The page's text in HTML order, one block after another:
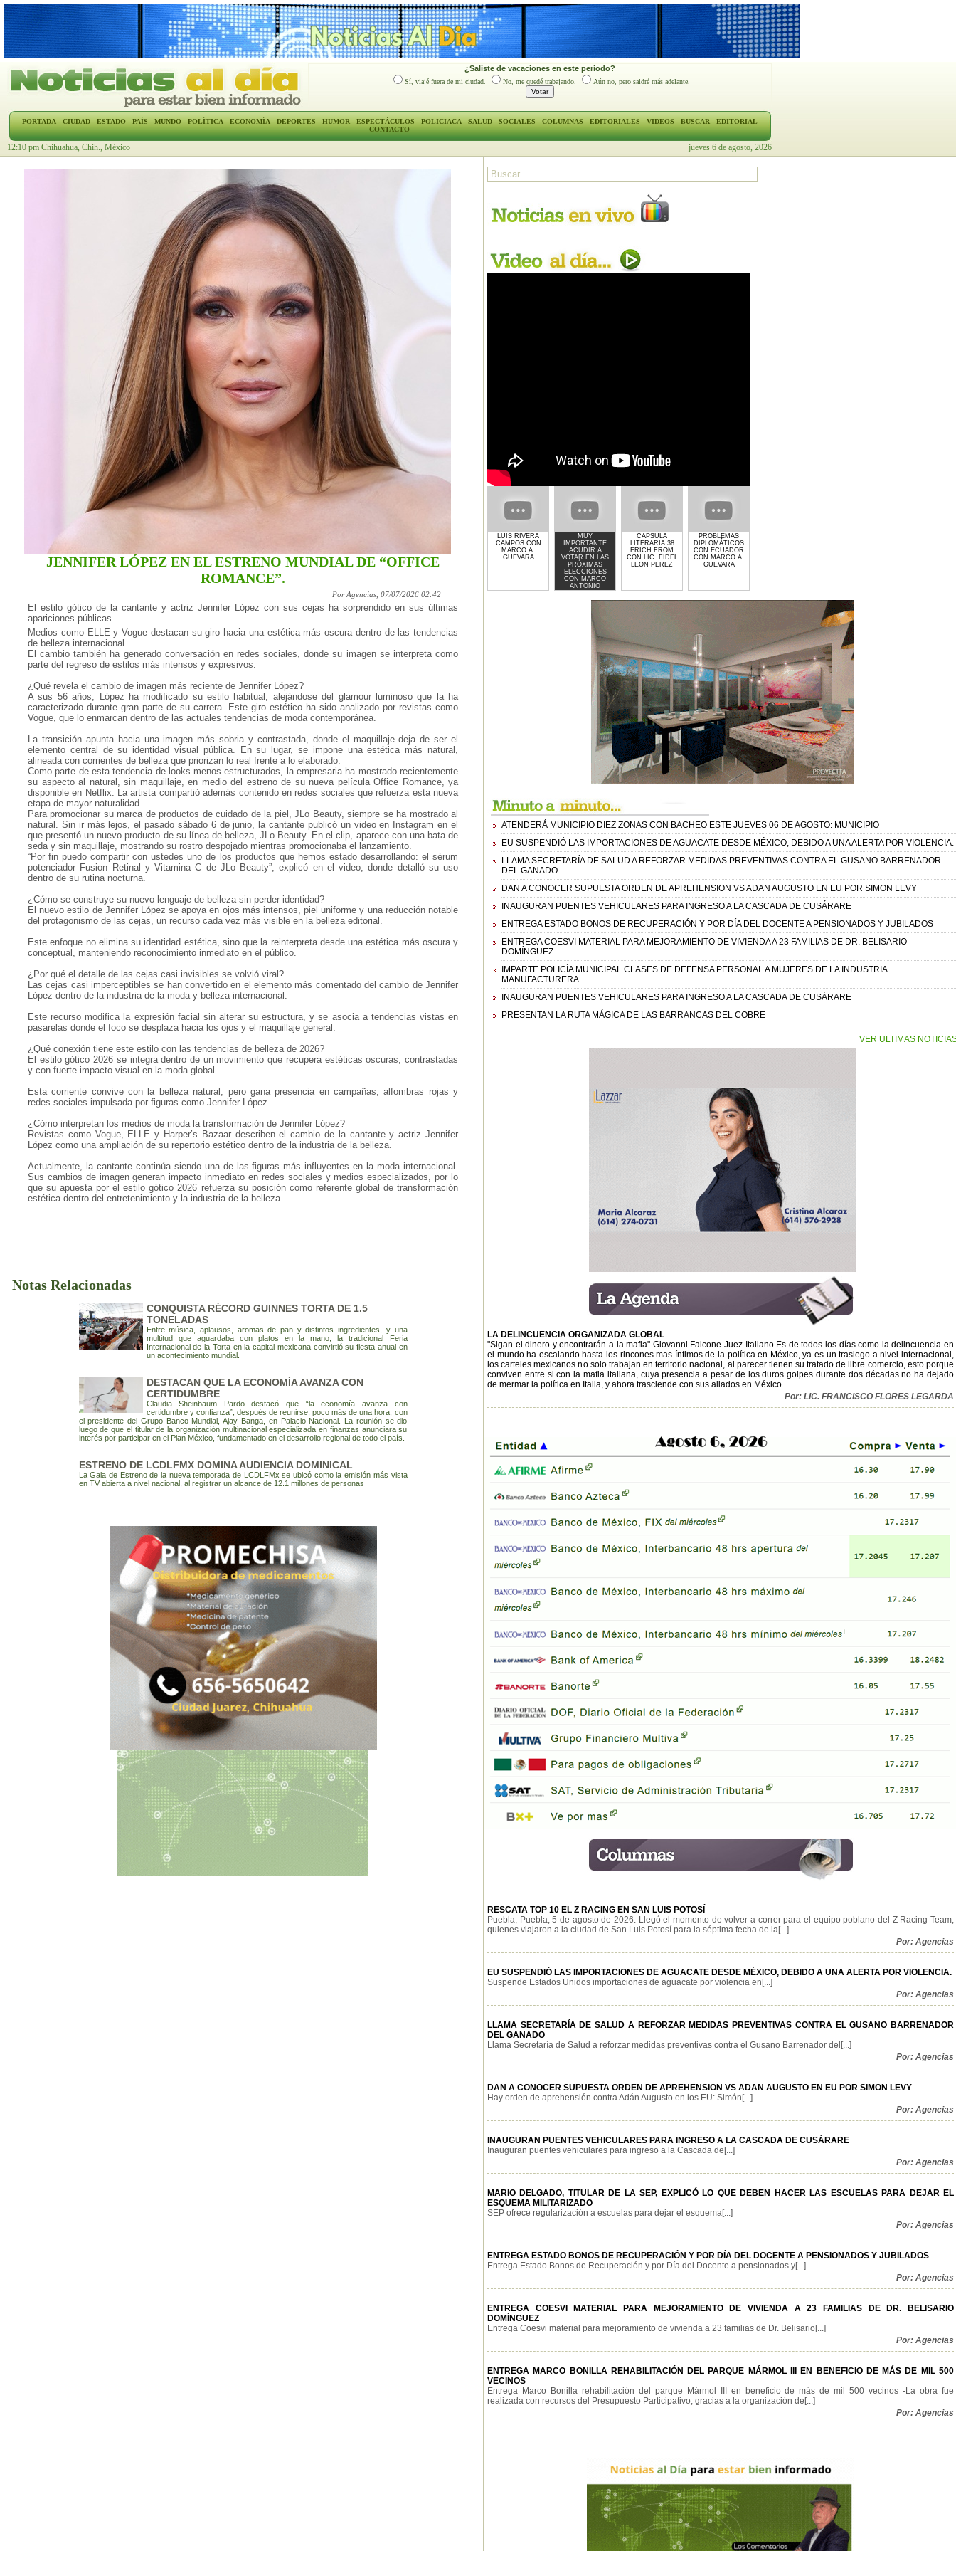
¿Saliste de vacaciones en este periodo?
Sí, viajé fuera de mi ciudad. No, me quedé trabajando. Aún no, pero saldré más adelante.
PORTADA CIUDAD ESTADO PAÍS MUNDO POLÍTICA ECONOMÍA DEPORTES HUMOR ESPECTÁCULOS POLICIACA SALUD SOCIALES COLUMNAS EDITORIALES VIDEOS BUSCAR
EDITORIAL
CONTACTO
12:10 pm Chihuahua, Chih., México jueves 6 de agosto, 2026
JENNIFER LÓPEZ EN EL ESTRENO MUNDIAL DE “OFFICE
ROMANCE”.
Por Agencias, 07/07/2026 02:42
El estilo gótico de la cantante y actriz Jennifer López con sus cejas ha sorprendido en sus últimas
apariciones públicas.
Medios como ELLE y Vogue destacan su giro hacia una estética más oscura dentro de las tendencias
de belleza internacional.
El cambio también ha generado conversación en redes sociales, donde su imagen se interpreta como
parte del regreso de estilos más intensos y expresivos.
¿Qué revela el cambio de imagen más reciente de Jennifer López?
A sus 56 años, López ha modificado su estilo habitual, alejándose del glamour luminoso que la ha
caracterizado durante gran parte de su carrera. Este giro estético ha sido analizado por revistas como
Vogue, que lo enmarcan dentro de las actuales tendencias de moda contemporánea.
La transición apunta hacia una imagen más sobria y contrastada, donde el maquillaje deja de ser el
elemento central de su identidad visual pública. En su lugar, se impone una estética más natural,
alineada con corrientes de belleza que priorizan lo real frente a lo elaborado.
Como parte de esta tendencia de looks menos estructurados, la empresaria ha mostrado recientemente
su aspecto al natural, sin maquillaje, en medio del estreno de su nueva película Office Romance, ya
disponible en Netflix. La artista compartió además contenido en redes sociales que refuerza esta nueva
etapa de mayor naturalidad.
Para promocionar su marca de productos de cuidado de la piel, JLo Beauty, siempre se ha mostrado al
natural. Sin ir más lejos, el pasado sábado 6 de junio, la cantante publicó un video en Instagram en el
que presentó un nuevo producto de su línea de belleza, JLo Beauty. En el clip, aparece con una bata de
seda y sin maquillaje, mostrando su rostro despojado mientras promocionaba el lanzamiento.
“Por fin puedo compartir con ustedes uno de los productos que hemos estado desarrollando: el sérum
potenciador Fusion Retinal y Vitamina C de JLo Beauty”, explicó en el video, donde detalló su uso
dentro de su rutina nocturna.
¿Cómo se construye su nuevo lenguaje de belleza sin perder identidad?
El nuevo estilo de Jennifer López se apoya en ojos más intensos, piel uniforme y una reducción notable
del protagonismo de las cejas, un recurso cada vez más visible en la belleza editorial.
Este enfoque no elimina su identidad estética, sino que la reinterpreta desde una estética más oscura y
conceptual, manteniendo reconocimiento inmediato en el público.
¿Por qué el detalle de las cejas casi invisibles se volvió viral?
Las cejas casi imperceptibles se han convertido en el elemento más comentado del cambio de Jennifer
López dentro de la industria de la moda y belleza internacional.
Este recurso modifica la expresión facial sin alterar su estructura, y se asocia a tendencias vistas en
pasarelas donde el foco se desplaza hacia los ojos y el maquillaje general.
¿Qué conexión tiene este estilo con las tendencias de belleza de 2026?
El estilo gótico 2026 se integra dentro de un movimiento que recupera estéticas oscuras, contrastadas
y con fuerte impacto visual en la moda global.
Esta corriente convive con la belleza natural, pero gana presencia en campañas, alfombras rojas y
redes sociales impulsada por figuras como Jennifer López.
¿Cómo interpretan los medios de moda la transformación de Jennifer López?
Revistas como Vogue, ELLE y Harper’s Bazaar describen el cambio de la cantante y actriz Jennifer
López como una ampliación de su repertorio estético dentro de la industria de la belleza.
Actualmente, la cantante continúa siendo una de las figuras más influyentes en la moda internacional.
Sus cambios de imagen generan impacto inmediato en redes sociales y medios especializados, por lo
que su apuesta por el estilo gótico 2026 refuerza su posición como referente global de transformación
estética dentro del entretenimiento y la industria de la belleza.
Notas Relacionadas
CONQUISTA RÉCORD GUINNES TORTA DE 1.5
TONELADAS
Entre música, aplausos, aromas de pan y distintos ingredientes, y una
multitud que aguardaba con platos en la mano, la tradicional Feria
Internacional de la Torta en la capital mexicana convirtió su fiesta anual en
un acontecimiento mundial.
DESTACAN QUE LA ECONOMÍA AVANZA CON
CERTIDUMBRE
Claudia Sheinbaum Pardo destacó que “la economía avanza con
certidumbre y confianza”, después de reunirse, poco más de una hora, con
el presidente del Grupo Banco Mundial, Ajay Banga, en Palacio Nacional. La reunión se dio
luego de que el titular de la organización multinacional especializada en finanzas anunciara su
interés por participar en el Plan México, fundamentado en el desarrollo regional de todo el país.
ESTRENO DE LCDLFMX DOMINA AUDIENCIA DOMINICAL
La Gala de Estreno de la nueva temporada de LCDLFMx se ubicó como la emisión más vista
en TV abierta a nivel nacional, al registrar un alcance de 12.1 millones de personas
LUIS RIVERA
CAMPOS CON
MARCO A.
GUEVARA
MUY
IMPORTANTE
ACUDIR A
VOTAR EN LAS
PRÓXIMAS
ELECCIONES
CON MARCO
ANTONIO
GUEVARA
CAPSULA
LITERARIA 38
ERICH FROM
CON LIC. FIDEL
LEON PEREZ
PROBLEMAS
DIPLOMÁTICOS
CON ECUADOR
CON MARCO A.
GUEVARA
ATENDERÁ MUNICIPIO DIEZ ZONAS CON BACHEO ESTE JUEVES 06 DE AGOSTO: MUNICIPIO
EU SUSPENDIÓ LAS IMPORTACIONES DE AGUACATE DESDE MÉXICO, DEBIDO A UNA ALERTA POR VIOLENCIA.
LLAMA SECRETARÍA DE SALUD A REFORZAR MEDIDAS PREVENTIVAS CONTRA EL GUSANO BARRENADOR
DEL GANADO
DAN A CONOCER SUPUESTA ORDEN DE APREHENSION VS ADAN AUGUSTO EN EU POR SIMON LEVY
INAUGURAN PUENTES VEHICULARES PARA INGRESO A LA CASCADA DE CUSÁRARE
ENTREGA ESTADO BONOS DE RECUPERACIÓN Y POR DÍA DEL DOCENTE A PENSIONADOS Y JUBILADOS
ENTREGA COESVI MATERIAL PARA MEJORAMIENTO DE VIVIENDA A 23 FAMILIAS DE DR. BELISARIO
DOMÍNGUEZ
IMPARTE POLICÍA MUNICIPAL CLASES DE DEFENSA PERSONAL A MUJERES DE LA INDUSTRIA
MANUFACTURERA
INAUGURAN PUENTES VEHICULARES PARA INGRESO A LA CASCADA DE CUSÁRARE
PRESENTAN LA RUTA MÁGICA DE LAS BARRANCAS DEL COBRE
VER ULTIMAS
LA DELINCUENCIA ORGANIZADA GLOBAL
"Sigan el dinero y encontrarán a la mafia" Giovanni Falcone Juez Italiano Es de todos los días como la delincuencia en
el mundo ha escalando hasta los rincones mas íntimos de la política en México, ya es un trasiego a nivel internacional,
los carteles mexicanos no solo trabajan en territorio nacional, al parecer tienen su tratado de libre comercio, esto porque
conviven entre si con la mafia italiana, cuya presencia a pesar de los duros golpes durante dos décadas no ha dejado
de mermar la política en Italia, y ahora trasciende con sus aliados en México.
Por: LIC. FRANCISCO FLORES LEGARDA
RESCATA TOP 10 EL Z RACING EN SAN LUIS POTOSÍ
Puebla, Puebla, 5 de agosto de 2026. Llegó el momento de volver a correr para el equipo poblano del Z Racing Team,
quienes viajaron a la ciudad de San Luis Potosí para la séptima fecha de la[...]
Por: Agencias
EU SUSPENDIÓ LAS IMPORTACIONES DE AGUACATE DESDE MÉXICO, DEBIDO A UNA ALERTA POR VIOLENCIA.
Suspende Estados Unidos importaciones de aguacate por violencia en[...]
Por: Agencias
LLAMA SECRETARÍA DE SALUD A REFORZAR MEDIDAS PREVENTIVAS CONTRA EL GUSANO BARRENADOR
DEL GANADO
Llama Secretaría de Salud a reforzar medidas preventivas contra el Gusano Barrenador del[...]
Por: Agencias
DAN A CONOCER SUPUESTA ORDEN DE APREHENSION VS ADAN AUGUSTO EN EU POR SIMON LEVY
Hay orden de aprehensión contra Adán Augusto en los EU: Simón[...]
Por: Agencias
INAUGURAN PUENTES VEHICULARES PARA INGRESO A LA CASCADA DE CUSÁRARE
Inauguran puentes vehiculares para ingreso a la Cascada de[...]
Por: Agencias
MARIO DELGADO, TITULAR DE LA SEP, EXPLICÓ LO QUE DEBEN HACER LAS ESCUELAS PARA DEJAR EL
ESQUEMA MILITARIZADO
SEP ofrece regularización a escuelas para dejar el esquema[...]
Por: Agencias
ENTREGA ESTADO BONOS DE RECUPERACIÓN Y POR DÍA DEL DOCENTE A PENSIONADOS Y JUBILADOS
Entrega Estado Bonos de Recuperación y por Día del Docente a pensionados y[...]
Por: Agencias
ENTREGA COESVI MATERIAL PARA MEJORAMIENTO DE VIVIENDA A 23 FAMILIAS DE DR. BELISARIO
DOMÍNGUEZ
Entrega Coesvi material para mejoramiento de vivienda a 23 familias de Dr. Belisario[...]
Por: Agencias
ENTREGA MARCO BONILLA REHABILITACIÓN DEL PARQUE MÁRMOL III EN BENEFICIO DE MÁS DE MIL 500
VECINOS
Entrega Marco Bonilla rehabilitación del parque Mármol III en beneficio de más de mil 500 vecinos -La obra fue
realizada con recursos del Presupuesto Participativo, gracias a la organización de[...]
Por: Agencias